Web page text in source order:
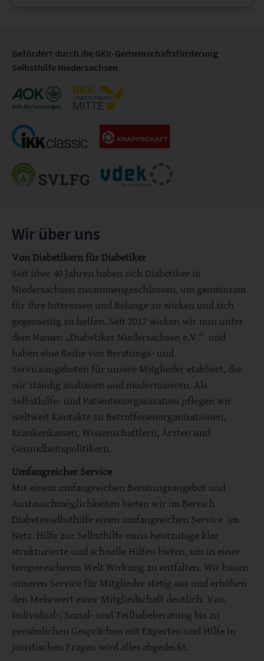
Gefördert durch die GKV-Gemeinschaftsförderung
Selbsthilfe Niedersachsen
Wir über uns
Von Diabetikern für Diabetiker
Seit über 40 Jahren haben sich Diabetiker in
Niedersachsen zusammengeschlossen, um gemeinsam
für ihre Interessen und Belange zu wirken und sich
gegenseitig zu helfen. Seit 2017 wirken wir nun unter
dem Namen „Diabetiker Niedersachsen e.V.“ und
haben eine Reihe von Beratungs- und
Serviceangeboten für unsere Mitglieder etabliert, die
wir ständig ausbauen und modernisieren. Als
Selbsthilfe- und Patientenorganisation pflegen wir
weltweit Kontakte zu Betroffenenorganisationen,
Krankenkassen, Wissenschaftlern, Ärzten und
Gesundheitspolitikern.
Umfangreicher Service
Mit einem umfangreichen Beratungsangebot und
Austauschmöglichkeiten bieten wir im Bereich
Diabetesselbsthilfe einen umfangreichen Service im
Netz. Hilfe zur Selbsthilfe muss heutzutage klar
strukturierte und schnelle Hilfen bieten, um in einer
temporeicheren Welt Wirkung zu entfalten. Wir bauen
unseren Service für Mitglieder stetig aus und erhöhen
den Mehrwert einer Mitgliedschaft deutlich. Von
Individual-, Sozial- und Teilhabeberatung bis zu
persönlichen Gesprächen mit Experten und Hilfe in
juristischen Fragen wird alles abgedeckt.